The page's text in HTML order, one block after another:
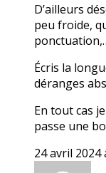
D’ailleurs
peu froide,
Écris la
déranges
En tout cas
passe une
24 avril 2024